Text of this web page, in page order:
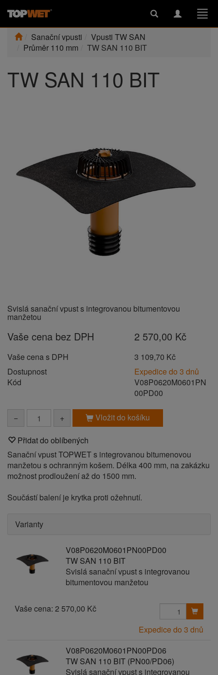
Toggle
Toggle
Sanační vpusti
Vpusti TW SAN
Průměr 110 mm
TW SAN 110 BIT
TW SAN 110 BIT
Svislá sanační vpust s integrovanou bitumentovou
manžetou
Vaše cena bez DPH 2 570,00 Kč
Vaše cena s DPH
3 109,70 Kč
Dostupnost
Expedice do 3 dnů
Kód
V08P0620M0601PN
00PD00
− + Vložit do košíku
Přidat do oblíbených
Sanační vpust TOPWET s integrovanou bitumenovou
manžetou s ochranným košem. Délka 400 mm, na zakázku
možnost prodloužení až do 1500 mm.
Součástí balení je krytka proti ožehnutí.
Varianty
V08P0620M0601PN00PD00
TW SAN 110 BIT
Svislá sanační vpust s integrovanou
bitumentovou manžetou
Vaše cena: 2 570,00 Kč
Expedice do 3 dnů
V08P0620M0601PN00PD06
TW SAN 110 BIT (PN00/PD06)
Svislá sanační vpust s integrovanou